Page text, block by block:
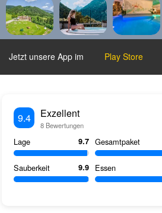
Jetzt unsere App im Play Store
9.4 Exzellent
8 Bewertungen
Lage 9.7 Gesamtpaket
Sauberkeit 9.9 Essen